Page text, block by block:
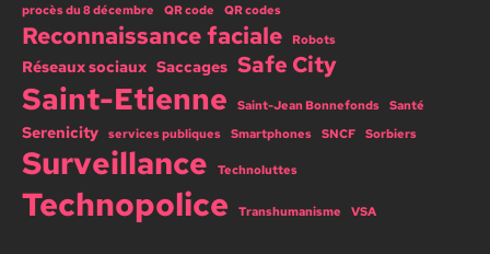
procès du 8 décembre
QR code QR codes
Reconnaissance faciale Robots
Réseaux sociaux Saccages Safe City
Saint-Etienne Saint-Jean Bonnefonds Santé
Serenicity services publiques Smartphones SNCF Sorbiers
Surveillance Technoluttes
Technopolice Transhumanisme VSA